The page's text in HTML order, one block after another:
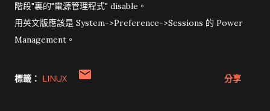
階段"裏的"電源管理程式" disable。
用英文版應該是 System->Preference->Sessions 的 Power
Management。
標籤： LINUX 分享